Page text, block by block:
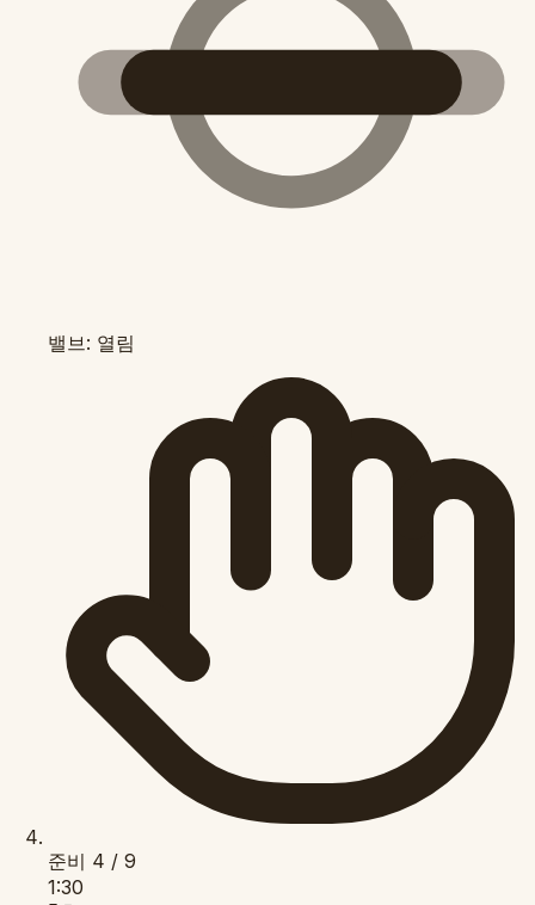
밸브: 열림
준비 4 / 9
1:30